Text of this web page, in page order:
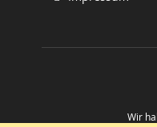
Wir